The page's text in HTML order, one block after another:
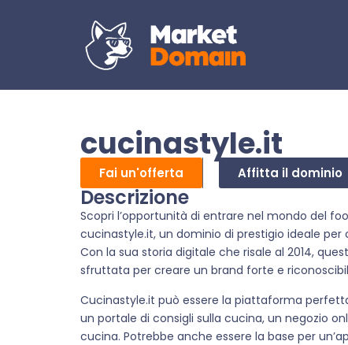
cucinastyle.it
Fai un'offerta Affitta il dominio
Descrizione
Scopri l’opportunità di entrare nel mondo del
cucinastyle.it, un dominio di prestigio ideale
Con la sua storia digitale che risale al 2014,
sfruttata per creare un brand forte e
Cucinastyle.it può essere la piattaforma
un portale di consigli sulla cucina, un negozio
cucina. Potrebbe anche essere la base per